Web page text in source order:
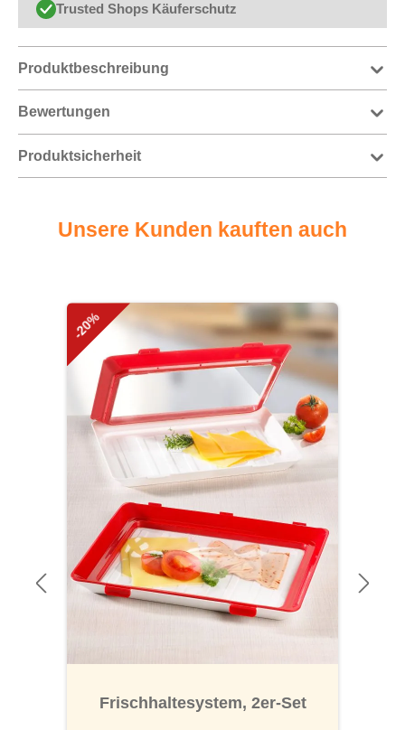
Trusted Shops Käuferschutz
Produktbeschreibung
Bewertungen
Produktsicherheit
Unsere Kunden kauften auch
Produktgalerie überspringen
-20%
Frischhaltesystem, 2er-Set